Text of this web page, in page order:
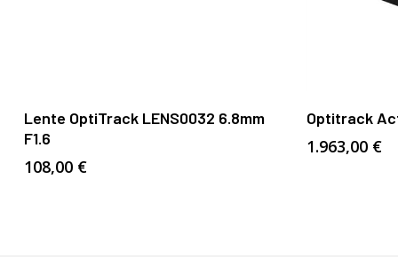
Lente OptiTrack LENS0032 6.8mm
F1.6
108,00 €
Optitrack
1.963,00 €